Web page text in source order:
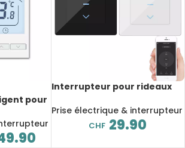
pour
Interrupteur pour rideaux
connecté, Wifi, application
Tuya, Smart Life, Alexa
Prise électrique & interrupteur
CHF 29.90